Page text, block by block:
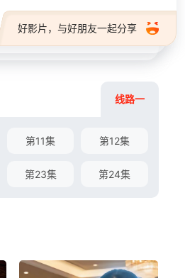
好影片，与好朋友一起分享
线路一
第11集 第12集
第23集 第24集